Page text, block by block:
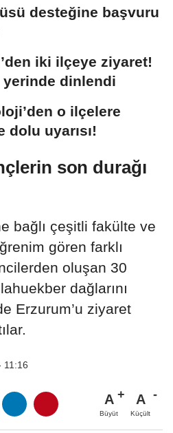
desteğine başvuru
iki ilçeye ziyaret!
yerinde dinlendi
o ilçelere
dolu uyarısı!
son durağı
bağlı çeşitli fakülte ve
gören farklı
oluşan 30
dağlarını
Erzurum’u ziyaret
11:16
A
Büyüt
A
Küçült